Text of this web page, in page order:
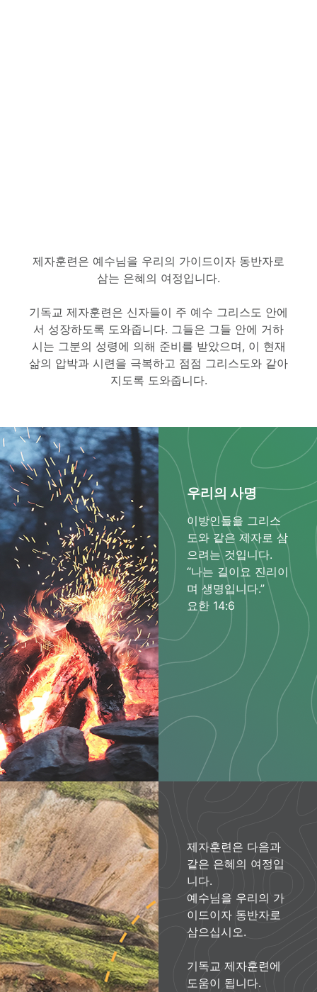
제자훈련은 예수님을 우리의 가이드이자 동반자로
삼는 은혜의 여정입니다.
기독교 제자훈련은 신자들이 주 예수 그리스도 안에
서 성장하도록 도와줍니다. 그들은 그들 안에 거하
시는 그분의 성령에 의해 준비를 받았으며, 이 현재
삶의 압박과 시련을 극복하고 점점 그리스도와 같아
지도록 도와줍니다.
우리의 사명
이방인들을 그리스
도와 같은 제자로 삼
으려는 것입니다.
“나는 길이요 진리이
며 생명입니다.”
요한 14:6
제자훈련은 다음과
같은 은혜의 여정입
니다.
예수님을 우리의 가
이드이자 동반자로
삼으십시오.
기독교 제자훈련에
도움이 됩니다.